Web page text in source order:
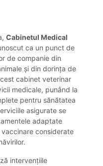
Cabinetul Medical
ca un punct de
de companie din
și din dorința de
cabinet veterinar
medicale, punând la
pentru sănătatea
asigurate se
adaptate
considerate
intervențiile